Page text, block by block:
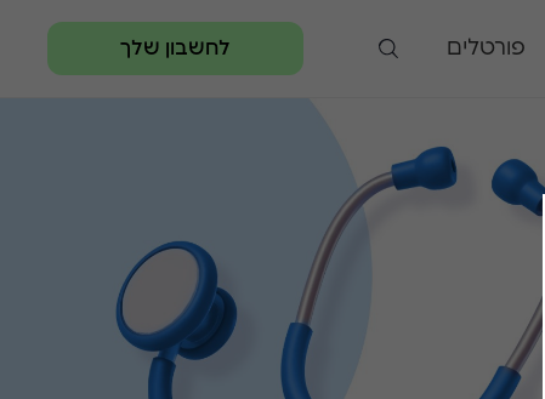
פורטלים לחשבון שלך